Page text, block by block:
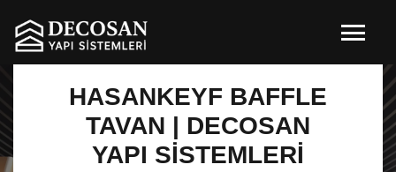
HASANKEYF BAFFLE
TAVAN | DECOSAN
YAPI SISTEMLERI